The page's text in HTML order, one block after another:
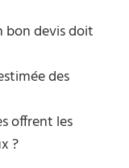
bon devis doit
des
offrent les
?